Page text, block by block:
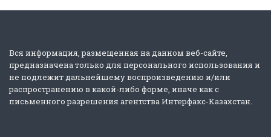
Вся информация, размещенная на данном веб-сайте,
предназначена только для персонального использования и
не подлежит дальнейшему воспроизведению и/или
распространению в какой-либо форме, иначе как с
письменного разрешения агентства Интерфакс-Казахстан.